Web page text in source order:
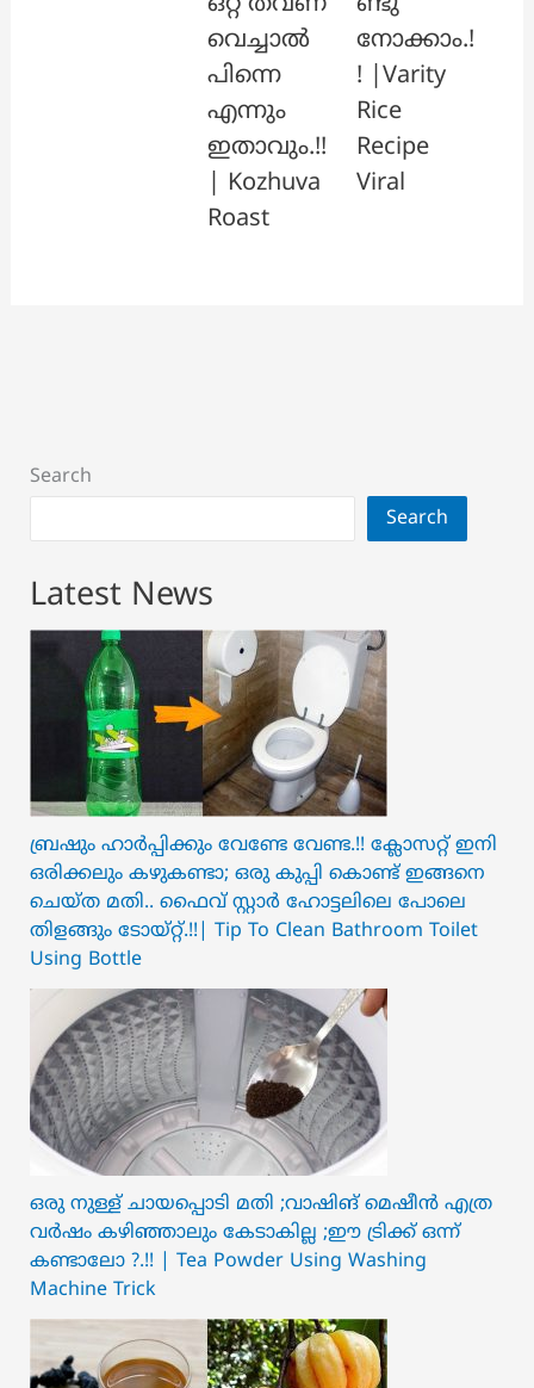
വെച്ചാൽ
പിന്നെ
എന്നും
ഇതാവും.!!
| Kozhuva
Roast
നോക്കാം.!
! |Varity
Rice
Recipe
Viral
Search
Search
Latest News
ബ്രഷും ഹാർപ്പിക്കും വേണ്ടേ വേണ്ട.!! ക്ലോസറ്റ് ഇനി
ഒരിക്കലും കഴുകണ്ടാ; ഒരു കുപ്പി കൊണ്ട് ഇങ്ങനെ
ചെയ്ത മതി.. ഫൈവ് സ്റ്റാർ ഹോട്ടലിലെ പോലെ
തിളങ്ങും ടോയ്റ്റ്.!!| Tip To Clean Bathroom Toilet
Using Bottle
ഒരു നുള്ള് ചായപ്പൊടി മതി ;വാഷിങ് മെഷീൻ എത്ര
വർഷം കഴിഞ്ഞാലും കേടാകില്ല ;ഈ ട്രിക്ക് ഒന്ന്
കണ്ടാലോ ?.!! | Tea Powder Using Washing
Machine Trick